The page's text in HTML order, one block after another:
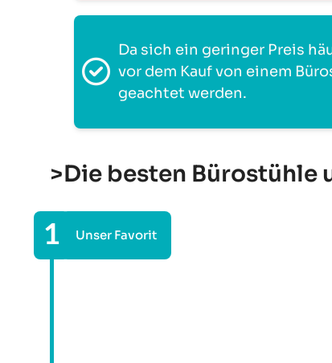
Da sich ein geringer Preis
vor dem Kauf von einem
geachtet werden.
>Die besten Bürostühle